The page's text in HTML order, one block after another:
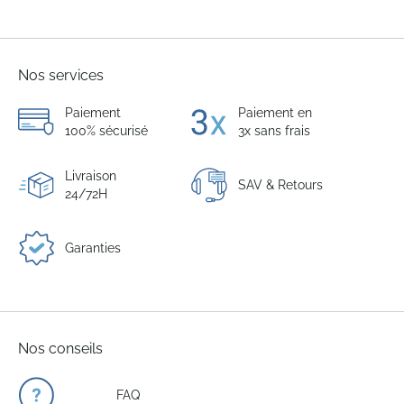
Nos services
Paiement
100% sécurisé
Paiement en
3x sans frais
Livraison
24/72H
SAV & Retours
Garanties
Nos conseils
FAQ